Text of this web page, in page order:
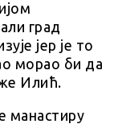
град
јер је то
морао би да
Илић.
манастиру